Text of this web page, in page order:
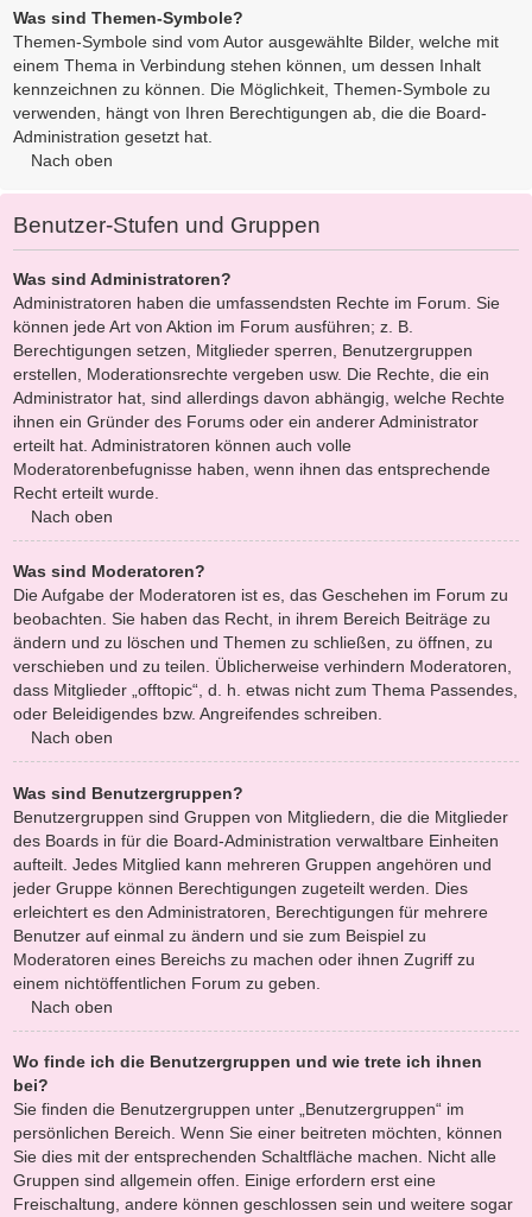
Was sind Themen-Symbole?
Themen-Symbole sind vom Autor ausgewählte Bilder, welche mit
einem Thema in Verbindung stehen können, um dessen Inhalt
kennzeichnen zu können. Die Möglichkeit, Themen-Symbole zu
verwenden, hängt von Ihren Berechtigungen ab, die die Board-
Administration gesetzt hat.
Nach oben
Benutzer-Stufen und Gruppen
Was sind Administratoren?
Administratoren haben die umfassendsten Rechte im Forum. Sie
können jede Art von Aktion im Forum ausführen; z. B.
Berechtigungen setzen, Mitglieder sperren, Benutzergruppen
erstellen, Moderationsrechte vergeben usw. Die Rechte, die ein
Administrator hat, sind allerdings davon abhängig, welche Rechte
ihnen ein Gründer des Forums oder ein anderer Administrator
erteilt hat. Administratoren können auch volle
Moderatorenbefugnisse haben, wenn ihnen das entsprechende
Recht erteilt wurde.
Nach oben
Was sind Moderatoren?
Die Aufgabe der Moderatoren ist es, das Geschehen im Forum zu
beobachten. Sie haben das Recht, in ihrem Bereich Beiträge zu
ändern und zu löschen und Themen zu schließen, zu öffnen, zu
verschieben und zu teilen. Üblicherweise verhindern Moderatoren,
dass Mitglieder „offtopic“, d. h. etwas nicht zum Thema Passendes,
oder Beleidigendes bzw. Angreifendes schreiben.
Nach oben
Was sind Benutzergruppen?
Benutzergruppen sind Gruppen von Mitgliedern, die die Mitglieder
des Boards in für die Board-Administration verwaltbare Einheiten
aufteilt. Jedes Mitglied kann mehreren Gruppen angehören und
jeder Gruppe können Berechtigungen zugeteilt werden. Dies
erleichtert es den Administratoren, Berechtigungen für mehrere
Benutzer auf einmal zu ändern und sie zum Beispiel zu
Moderatoren eines Bereichs zu machen oder ihnen Zugriff zu
einem nichtöffentlichen Forum zu geben.
Nach oben
Wo finde ich die Benutzergruppen und wie trete ich ihnen
bei?
Sie finden die Benutzergruppen unter „Benutzergruppen“ im
persönlichen Bereich. Wenn Sie einer beitreten möchten, können
Sie dies mit der entsprechenden Schaltfläche machen. Nicht alle
Gruppen sind allgemein offen. Einige erfordern erst eine
Freischaltung, andere können geschlossen sein und weitere sogar